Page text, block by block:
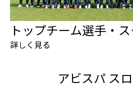
トップチーム選手・
詳しく見る
アビスパ ス